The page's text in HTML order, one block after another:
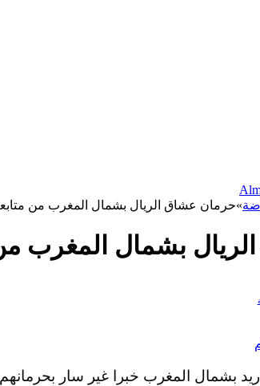
»حرمان عشاق الريال بشمال المغرب من متابعة
بشمال المغرب من
بشمال المغرب خبرا غير سار